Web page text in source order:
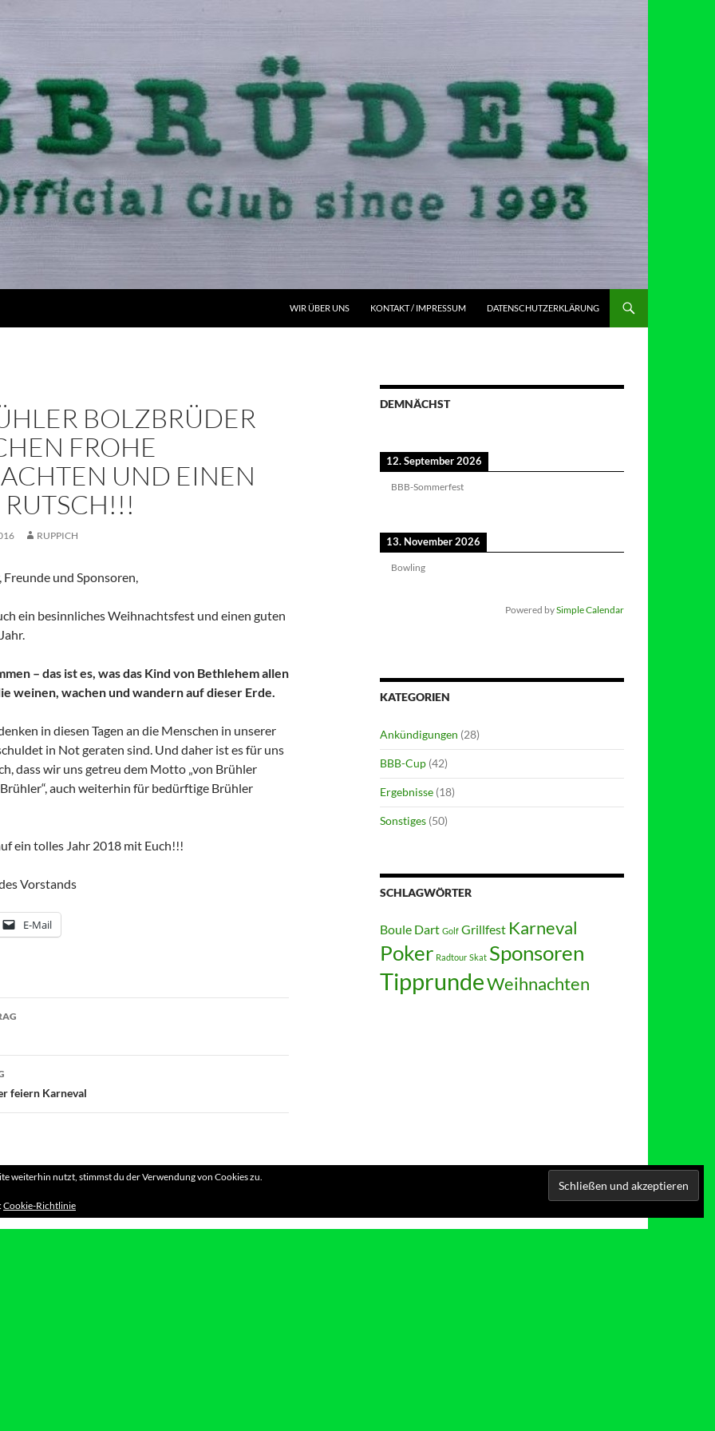
WIR ÜBER UNS KONTAKT / IMPRESSUM DATENSCHUTZERKLÄRUNG
BOLZBRÜDER
FROHE
UND EINEN
RUPPICH
und Sponsoren,
ein besinnliches Weihnachtsfest und einen guten
– das ist es, was das Kind von Bethlehem allen
weinen, wachen und wandern auf dieser Erde.
in diesen Tagen an die Menschen in unserer
in Not geraten sind. Und daher ist es für uns
dass wir uns getreu dem Motto „von Brühler
auch weiterhin für bedürftige Brühler
ein tolles Jahr 2018 mit Euch!!!
Vorstands
E-Mail
feiern Karneval
DEMNÄCHST
12. September 2026
BBB-Sommerfest
13. November 2026
Bowling
Powered bySimple Calendar
KATEGORIEN
Ankündigungen (28)
BBB-Cup (42)
Ergebnisse (18)
Sonstiges (50)
SCHLAGWÖRTER
Boule Dart Golf Grillfest Karneval
Poker Radtour Skat Sponsoren
TipprundeWeihnachten
weiterhin nutzt, stimmst du der Verwendung von Cookies zu.
Cookie-Richtlinie